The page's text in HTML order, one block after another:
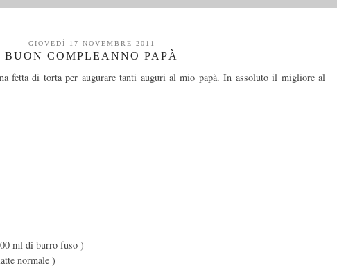
GIOVEDÌ 17 NOVEMBRE 2011
BUON COMPLEANNO PAPÀ
fetta di torta per augurare tanti auguri al mio papà. In assoluto il migliore al
ml di burro fuso )
normale )